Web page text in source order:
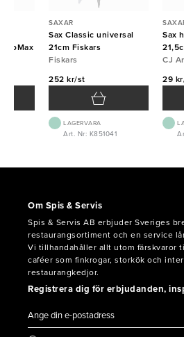
SAXAR
Sax Classic universal
21cm Fiskars
Fiskars
252 kr/st
LAGERVARA
Art. Nr: K851041
Sax
röd/
CJ
29
Om Spis & Servis
Spis & Servis AB erbjuder Sveriges
restaurangsortiment och en service
Vi tillhandahåller allt utom färskvaror
caféer som finkrogar, storkök och
restaurangkedjor.
Registrera dig för erbjudanden,